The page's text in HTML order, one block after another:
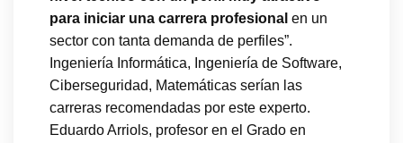
para iniciar una carrera profesional en un
sector con tanta demanda de perfiles”.
Ingeniería Informática, Ingeniería de Software,
Ciberseguridad, Matemáticas serían las
carreras recomendadas por este experto.
Eduardo Arriols, profesor en el Grado en